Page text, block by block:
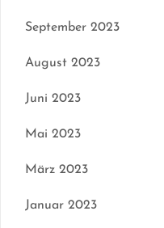
September 2023
August 2023
Juni 2023
Mai 2023
März 2023
Januar 2023